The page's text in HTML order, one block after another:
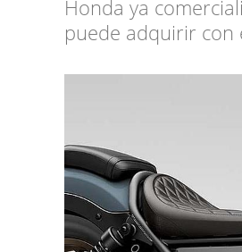
Honda ya
puede adquirir con